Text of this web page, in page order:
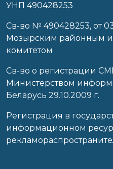
УНП 490428253
Cв-во № 490428253, от
Мозырским районным
комитетом
Св-во о регистрации
Министерством
Беларусь 29.10.2009 г.
Регистрация в
информационном